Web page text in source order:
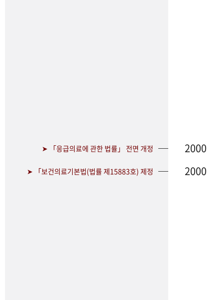
➤ 「응급의료에 관한 법률」 전면 개정 2000
➤ 「보건의료기본법(법률 제15883호) 제정 2000